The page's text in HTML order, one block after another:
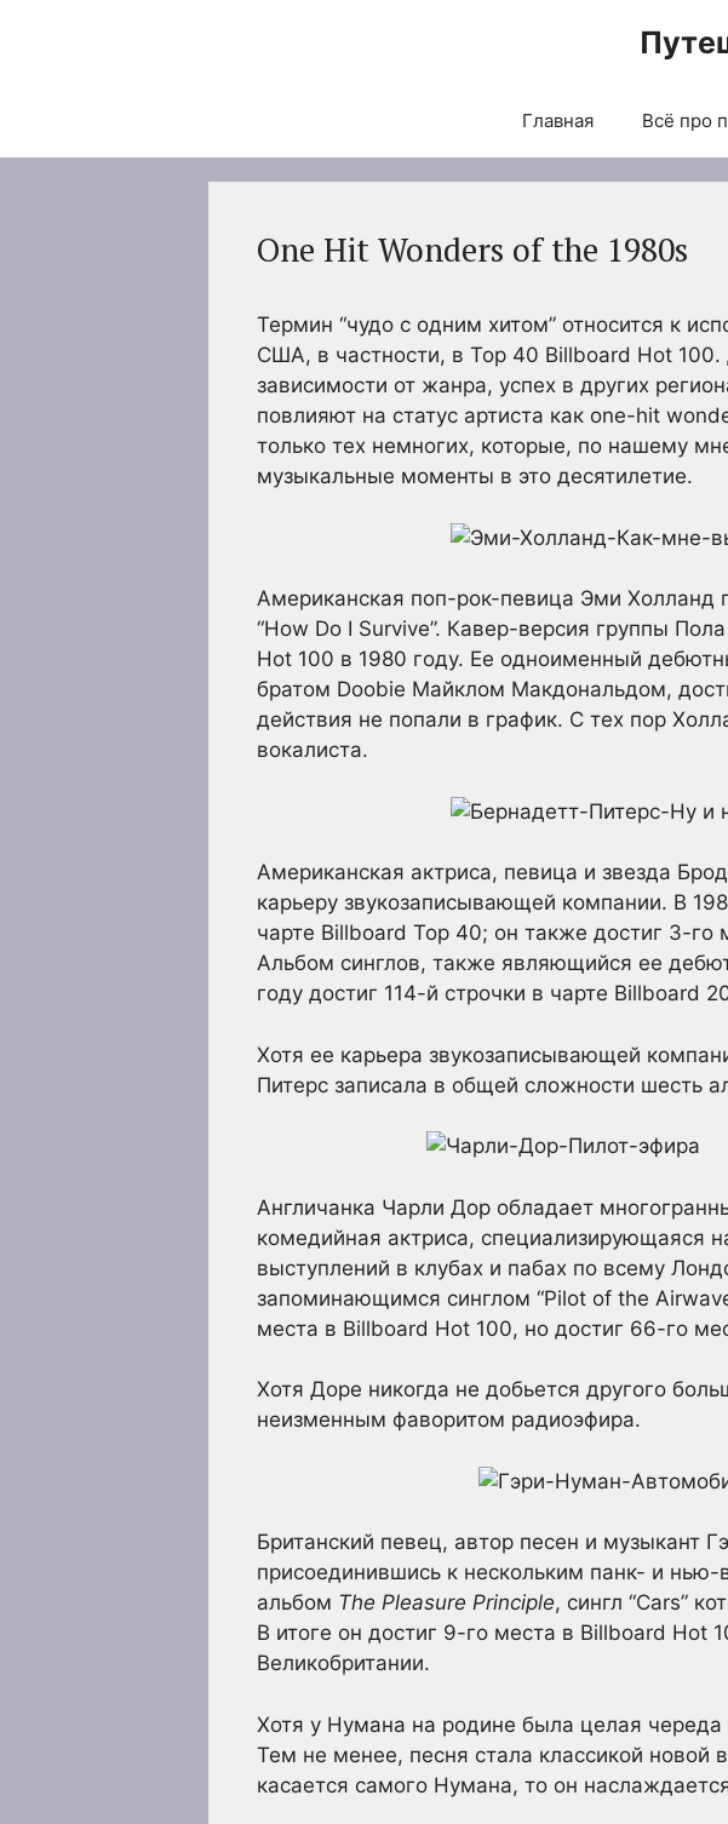
Главная Всё про
One Hit Wonders of the 1980s
Термин “чудо с одним хитом” относится к
США, в частности, в Top 40 Billboard Hot
зависимости от жанра, успех в других
повлияют на статус артиста как one-hit
только тех немногих, которые, по нашему
музыкальные моменты в это десятилетие.
Американская поп-рок-певица Эми Холланд
“How Do I Survive”. Кавер-версия группы
Hot 100 в 1980 году. Ее одноименный
братом Doobie Майклом Макдональдом,
действия не попали в график. С тех пор
вокалиста.
Американская актриса, певица и звезда
карьеру звукозаписывающей компании. В
чарте Billboard Top 40; он также достиг 3-
Альбом синглов, также являющийся ее
году достиг 114-й строчки в чарте Billboard
Хотя ее карьера звукозаписывающей
Питерс записала в общей сложности шесть
Англичанка Чарли Дор обладает
комедийная актриса, специализирующаяся
выступлений в клубах и пабах по всему
запоминающимся синглом “Pilot of the
места в Billboard Hot 100, но достиг 66-го
Хотя Доре никогда не добьется другого
неизменным фаворитом радиоэфира.
Британский певец, автор песен и музыкант
присоединившись к нескольким панк- и
альбом The Pleasure Principle, сингл “Cars”
В итоге он достиг 9-го места в Billboard Hot
Великобритании.
Хотя у Нумана на родине была целая
Тем не менее, песня стала классикой
касается самого Нумана, то он